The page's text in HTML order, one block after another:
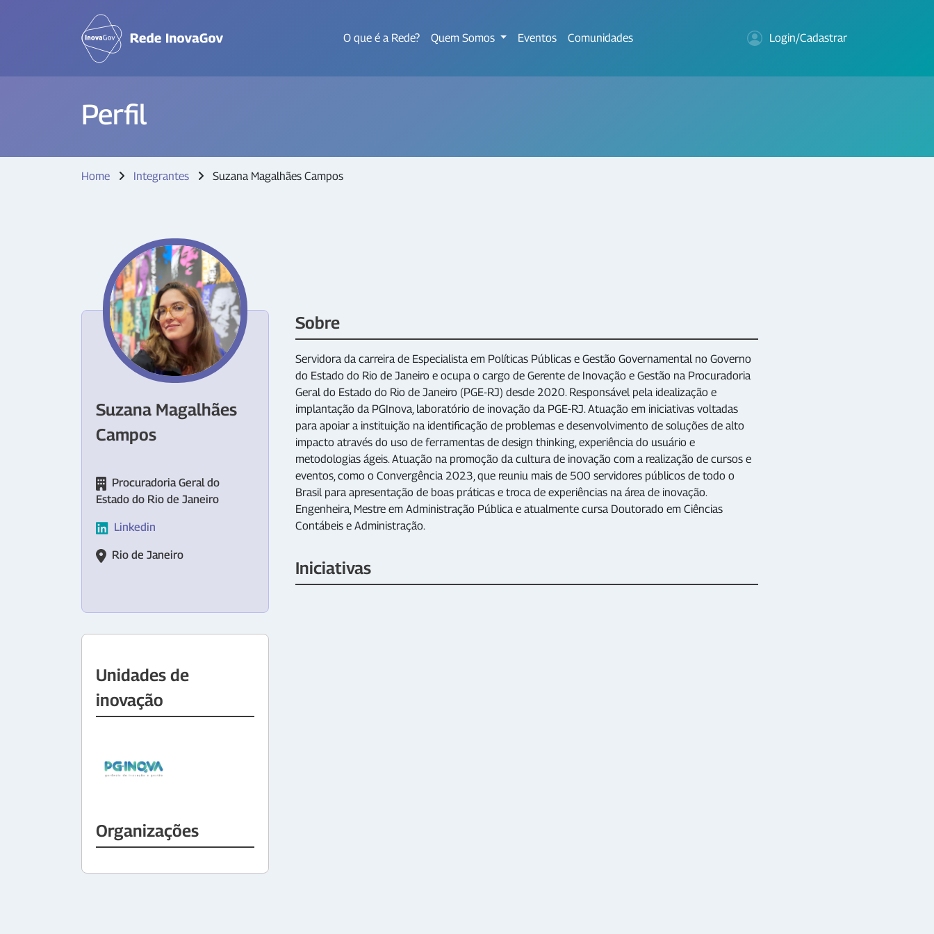
O que é a Rede? Quem Somos Eventos Comunidades Login/Cadastrar
Perfil
Home Integrantes Suzana Magalhães Campos
Suzana Magalhães
Campos
Procuradoria Geral do
Estado do Rio de Janeiro
Linkedin
Rio de Janeiro
Unidades de
inovação
Organizações
Sobre
Servidora da carreira de Especialista em Políticas Públicas e Gestão Governamental no Governo
do Estado do Rio de Janeiro e ocupa o cargo de Gerente de Inovação e Gestão na Procuradoria
Geral do Estado do Rio de Janeiro (PGE-RJ) desde 2020. Responsável pela idealização e
implantação da PGInova, laboratório de inovação da PGE-RJ. Atuação em iniciativas voltadas
para apoiar a instituição na identificação de problemas e desenvolvimento de soluções de alto
impacto através do uso de ferramentas de design thinking, experiência do usuário e
metodologias ágeis. Atuação na promoção da cultura de inovação com a realização de cursos e
eventos, como o Convergência 2023, que reuniu mais de 500 servidores públicos de todo o
Brasil para apresentação de boas práticas e troca de experiências na área de inovação.
Engenheira, Mestre em Administração Pública e atualmente cursa Doutorado em Ciências
Contábeis e Administração.
Iniciativas